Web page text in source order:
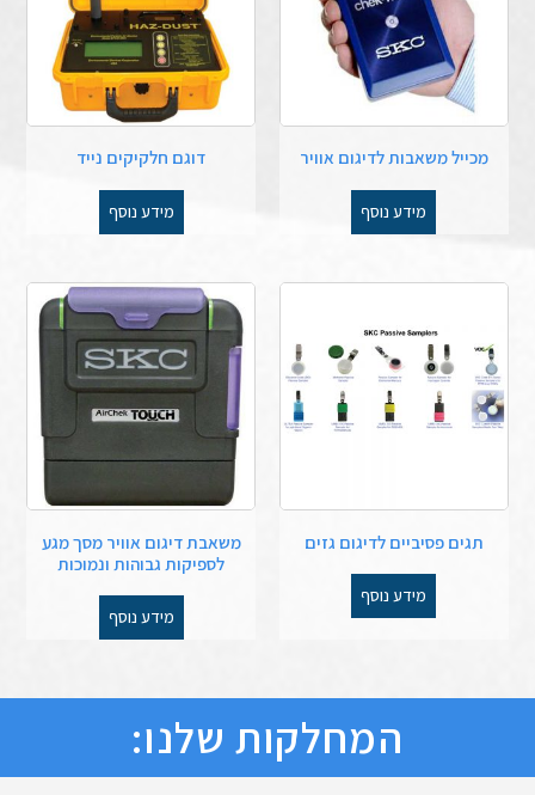
מכייל משאבות לדיגום אוויר
מידע נוסף
דוגם חלקיקים נייד
מידע נוסף
תגים פסיביים לדיגום גזים
מידע נוסף
משאבת דיגום אוויר מסך מגע
לספיקות גבוהות ונמוכות
מידע נוסף
המחלקות שלנו: